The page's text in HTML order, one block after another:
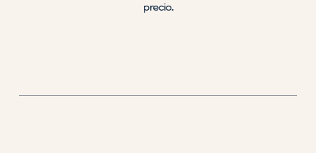
precio.